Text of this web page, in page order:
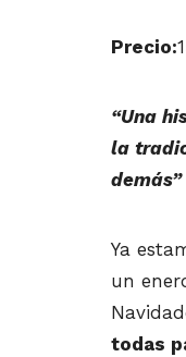
Precio:
“Una
la
demás”
Ya
un
todas